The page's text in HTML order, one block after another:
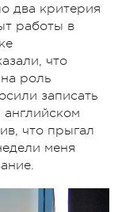
два критерия
работы в
что
роль
записать
что прыгал
меня